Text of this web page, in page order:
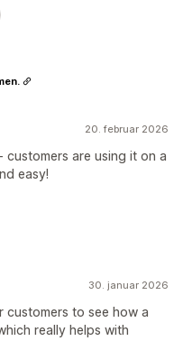
20. februar 2026
are using it on a
easy!
30. januar 2026
customers to see how a
really helps with